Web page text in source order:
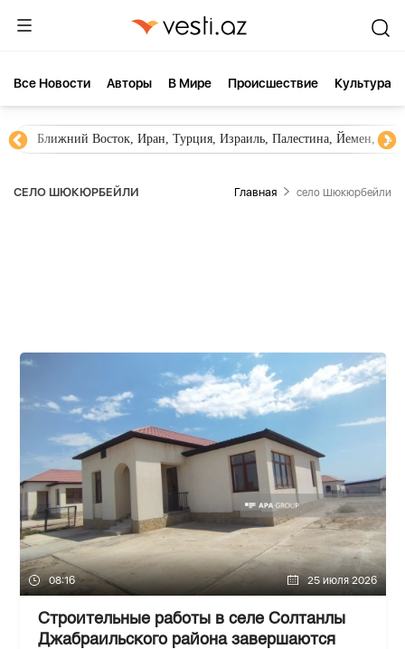
Все Новости Aвторы В Мире Происшествие Культура
Ближний Восток, Иран, Турция, Израиль, Палестина, Йемен,
СЕЛО ШЮКЮРБЕЙЛИ Главная село Шюкюрбейли
08:16 25 июля 2026
Строительные работы в селе Солтанлы
Джабраильского района завершаются